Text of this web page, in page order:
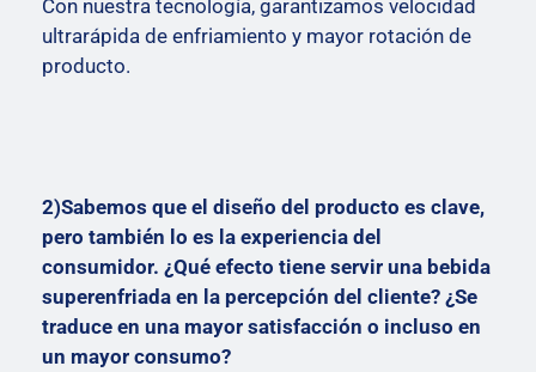
Con nuestra tecnología, garantizamos velocidad
ultrarápida de enfriamiento y mayor rotación de
producto.
2)Sabemos que el diseño del producto es clave,
pero también lo es la experiencia del
consumidor. ¿Qué efecto tiene servir una bebida
superenfriada en la percepción del cliente? ¿Se
traduce en una mayor satisfacción o incluso en
un mayor consumo?